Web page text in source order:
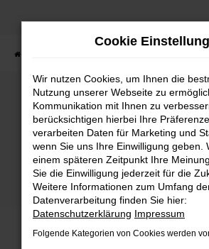
Zum
Fehler: Network Error
Beim Laden ist ein Fehler
Hier sind ein paar Tipps, die dir
Überprüfe deine Firewall und
Internetverbindung.
Laden andere Webseiten, zum
Suchmaschine?
Cookie
Wir nutzen Cookies, um Ihnen die
Nutzung unserer Webseite zu
Kommunikation mit Ihnen zu
berücksichtigen hierbei Ihre
verarbeiten Daten für Marketing und
wenn Sie uns Ihre Einwilligung geben.
einem späteren Zeitpunkt Ihre
Sie die Einwilligung jederzeit für die
Weitere Informationen zum Umfang
Datenverarbeitung finden Sie hier:
Datenschutzerklärung Impressum
Folgende Kategorien von Cookies werden